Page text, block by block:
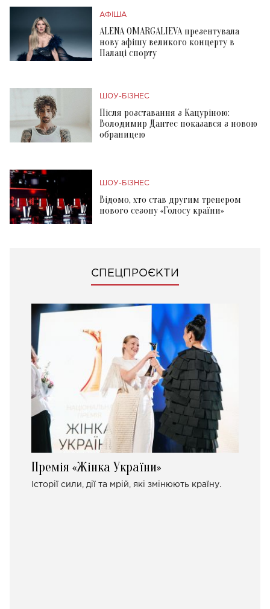
АФІША
ALENA OMARGALIEVA презентувала
нову афішу великого концерту в
Палаці спорту
ШОУ-БІЗНЕС
Після розставання з Кацуріною:
Володимир Дантес показався з новою
обраницею
ШОУ-БІЗНЕС
Відомо, хто став другим тренером
нового сезону «Голосу країни»
СПЕЦПРОЄКТИ
Премія «Жінка України»
Історії сили, дії та мрій, які змінюють країну.